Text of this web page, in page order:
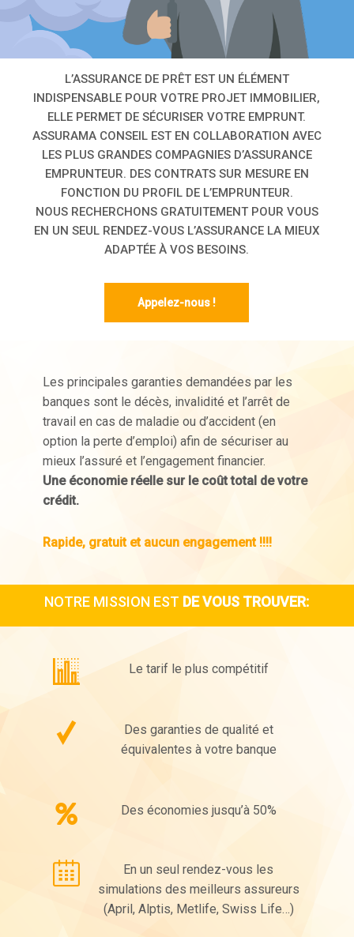
L’ASSURANCE DE PRÊT EST UN ÉLÉMENT
INDISPENSABLE POUR VOTRE PROJET IMMOBILIER,
ELLE PERMET DE SÉCURISER VOTRE EMPRUNT.
ASSURAMA CONSEIL EST EN COLLABORATION AVEC
LES PLUS GRANDES COMPAGNIES D’ASSURANCE
EMPRUNTEUR. DES CONTRATS SUR MESURE EN
FONCTION DU PROFIL DE L’EMPRUNTEUR.
NOUS RECHERCHONS GRATUITEMENT POUR VOUS
EN UN SEUL RENDEZ-VOUS L’ASSURANCE LA MIEUX
ADAPTÉE À VOS BESOINS.
Appelez-nous !
Les principales garanties demandées par les
banques sont le décès, invalidité et l’arrêt de
travail en cas de maladie ou d’accident (en
option la perte d’emploi) afin de sécuriser au
mieux l’assuré et l’engagement financier.
Une économie réelle sur le coût total de votre
crédit.
Rapide, gratuit et aucun engagement !!!!
NOTRE MISSION EST DE VOUS TROUVER:
Le tarif le plus compétitif
Des garanties de qualité et
équivalentes à votre banque
Des économies jusqu’à 50%
En un seul rendez-vous les
simulations des meilleurs assureurs
(April, Alptis, Metlife, Swiss Life…)